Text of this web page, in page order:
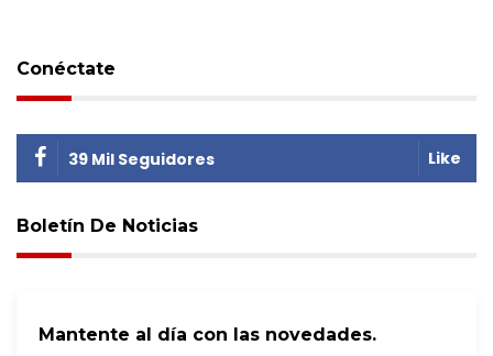
Conéctate
39 Mil Seguidores Like
Boletín De Noticias
Mantente al día con las novedades.